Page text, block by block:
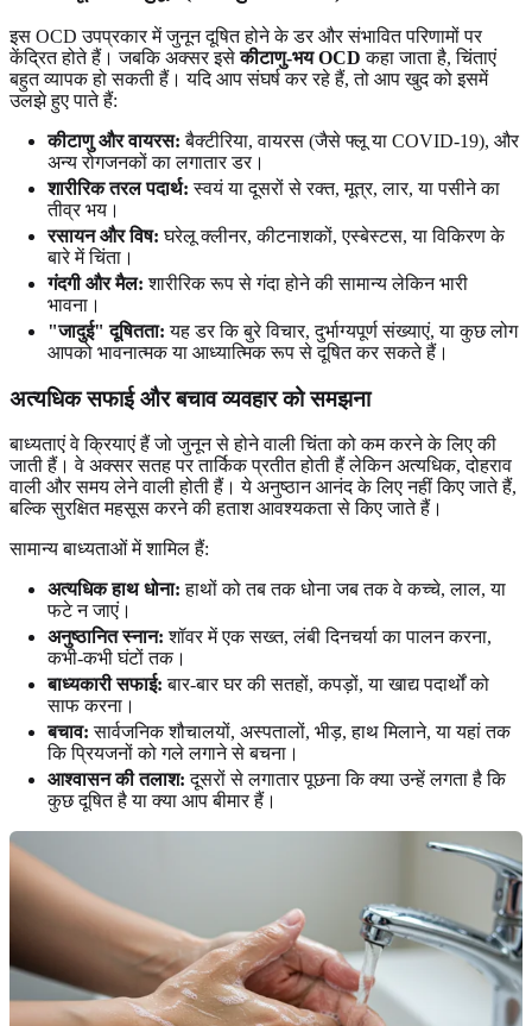
इस OCD उपप्रकार में जुनून दूषित होने के डर और संभावित परिणामों पर
केंद्रित होते हैं। जबकि अक्सर इसेकीटाणु-भय OCD कहा जाता है, चिंताएं
बहुत व्यापक हो सकती हैं। यदि आप संघर्ष कर रहे हैं, तो आप खुद को इसमें
उलझे हुए पाते हैं:
कीटाणु और वायरस: बैक्टीरिया, वायरस (जैसे फ्लू या COVID-19), और
अन्य रोगजनकों का लगातार डर।
शारीरिक तरल पदार्थ: स्वयं या दूसरों से रक्त, मूत्र, लार, या पसीने का
तीव्र भय।
रसायन और विष: घरेलू क्लीनर, कीटनाशकों, एस्बेस्टस, या विकिरण के
बारे में चिंता।
गंदगी और मैल: शारीरिक रूप से गंदा होने की सामान्य लेकिन भारी
भावना।
"जादुई" दूषितता: यह डर कि बुरे विचार, दुर्भाग्यपूर्ण संख्याएं, या कुछ लोग
आपको भावनात्मक या आध्यात्मिक रूप से दूषित कर सकते हैं।
अत्यधिक सफाई और बचाव व्यवहार को समझना
बाध्यताएं वे क्रियाएं हैं जो जुनून से होने वाली चिंता को कम करने के लिए की
जाती हैं। वे अक्सर सतह पर तार्किक प्रतीत होती हैं लेकिन अत्यधिक, दोहराव
वाली और समय लेने वाली होती हैं। ये अनुष्ठान आनंद के लिए नहीं किए जाते हैं,
बल्कि सुरक्षित महसूस करने की हताश आवश्यकता से किए जाते हैं।
सामान्य बाध्यताओं में शामिल हैं:
अत्यधिक हाथ धोना: हाथों को तब तक धोना जब तक वे कच्चे, लाल, या
फटे न जाएं।
अनुष्ठानित स्नान: शॉवर में एक सख्त, लंबी दिनचर्या का पालन करना,
कभी-कभी घंटों तक।
बाध्यकारी सफाई: बार-बार घर की सतहों, कपड़ों, या खाद्य पदार्थों को
साफ करना।
बचाव: सार्वजनिक शौचालयों, अस्पतालों, भीड़, हाथ मिलाने, या यहां तक
कि प्रियजनों को गले लगाने से बचना।
आश्वासन की तलाश: दूसरों से लगातार पूछना कि क्या उन्हें लगता है कि
कुछ दूषित है या क्या आप बीमार हैं।